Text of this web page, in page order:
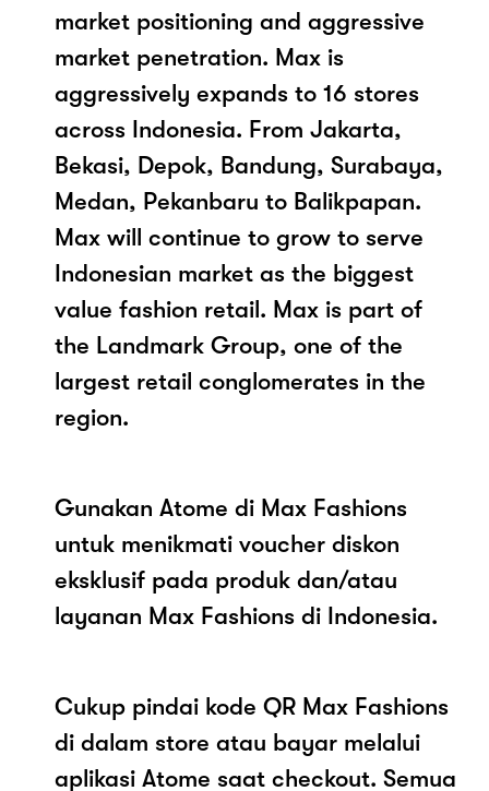
market positioning and aggressive
market penetration. Max is
aggressively expands to 16 stores
across Indonesia. From Jakarta,
Bekasi, Depok, Bandung, Surabaya,
Medan, Pekanbaru to Balikpapan.
Max will continue to grow to serve
Indonesian market as the biggest
value fashion retail. Max is part of
the Landmark Group, one of the
largest retail conglomerates in the
region.
Gunakan Atome di Max Fashions
untuk menikmati voucher diskon
eksklusif pada produk dan/atau
layanan Max Fashions di Indonesia.
Cukup pindai kode QR Max Fashions
di dalam store atau bayar melalui
aplikasi Atome saat checkout. Semua